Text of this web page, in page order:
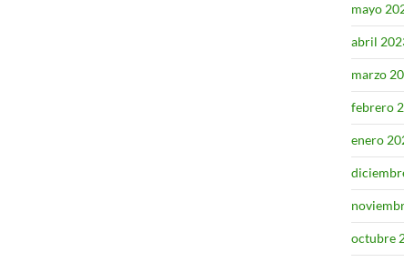
mayo
abril
marzo
febrero
enero
octubre